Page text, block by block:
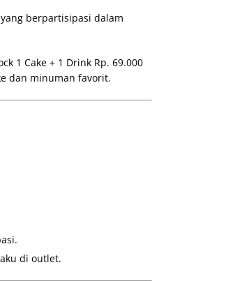
berpartisipasi dalam
1 Cake + 1 Drink Rp. 69.000
dan minuman favorit.
di outlet.